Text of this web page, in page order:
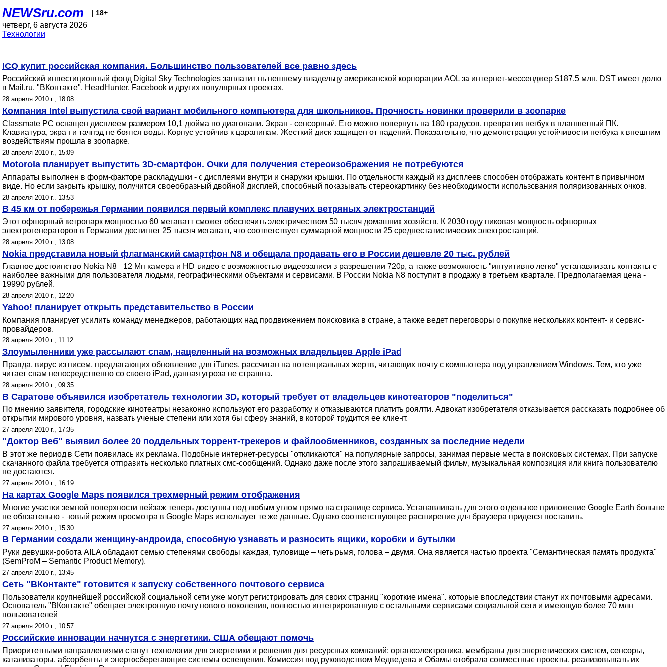
NEWSru.com | 18+
четверг, 6 августа 2026
Технологии
ICQ купит российская компания. Большинство пользователей все равно здесь
Российский инвестиционный фонд Digital Sky Technologies заплатит нынешнему владельцу американской корпорации AOL за интернет-мессенджер $187,5 млн. DST имеет долю
в Mail.ru, "ВКонтакте", HeadHunter, Facebook и других популярных проектах.
28 апреля 2010 г., 18:08
Компания Intel выпустила свой вариант мобильного компьютера для школьников. Прочность новинки проверили в зоопарке
Classmate PC оснащен дисплеем размером 10,1 дюйма по диагонали. Экран - сенсорный. Его можно повернуть на 180 градусов, превратив нетбук в планшетный ПК.
Клавиатура, экран и тачпэд не боятся воды. Корпус устойчив к царапинам. Жесткий диск защищен от падений. Показательно, что демонстрация устойчивости нетбука к внешним
воздействиям прошла в зоопарке.
28 апреля 2010 г., 15:09
Motorola планирует выпустить 3D-смартфон. Очки для получения стереоизображения не потребуются
Аппараты выполнен в форм-факторе раскладушки - с дисплеями внутри и снаружи крышки. По отдельности каждый из дисплеев способен отображать контент в привычном
виде. Но если закрыть крышку, получится своеобразный двойной дисплей, способный показывать стереокартинку без необходимости использования поляризованных очков.
28 апреля 2010 г., 13:53
В 45 км от побережья Германии появился первый комплекс плавучих ветряных электростанций
Этот офшорный ветропарк мощностью 60 мегаватт сможет обеспечить электричеством 50 тысяч домашних хозяйств. К 2030 году пиковая мощность офшорных
электрогенераторов в Германии достигнет 25 тысяч мегаватт, что соответствует суммарной мощности 25 среднестатистических электростанций.
28 апреля 2010 г., 13:08
Nokia представила новый флагманский смартфон N8 и обещала продавать его в России дешевле 20 тыс. рублей
Главное достоинство Nokia N8 - 12-Мп камера и HD-видео с возможностью видеозаписи в разрешении 720p, а также возможность "интуитивно легко" устанавливать контакты с
наиболее важными для пользователя людьми, географическими объектами и сервисами. В России Nokia N8 поступит в продажу в третьем квартале. Предполагаемая цена -
19990 рублей.
28 апреля 2010 г., 12:20
Yahoo! планирует открыть представительство в России
Компания планирует усилить команду менеджеров, работающих над продвижением поисковика в стране, а также ведет переговоры о покупке нескольких контент- и сервис-
провайдеров.
28 апреля 2010 г., 11:12
Злоумыленники уже рассылают спам, нацеленный на возможных владельцев Apple iPad
Правда, вирус из писем, предлагающих обновление для iTunes, рассчитан на потенциальных жертв, читающих почту с компьютера под управлением Windows. Тем, кто уже
читает спам непосредственно со своего iPad, данная угроза не страшна.
28 апреля 2010 г., 09:35
В Саратове объявился изобретатель технологии 3D, который требует от владельцев кинотеаторов "поделиться"
По мнению заявителя, городские кинотеатры незаконно используют его разработку и отказываются платить роялти. Адвокат изобретателя отказывается рассказать подробнее об
открытии мирового уровня, назвать ученые степени или хотя бы сферу знаний, в которой трудится ее клиент.
27 апреля 2010 г., 17:35
"Доктор Веб" выявил более 20 поддельных торрент-трекеров и файлообменников, созданных за последние недели
В этот же период в Сети появилась их реклама. Подобные интернет-ресурсы "откликаются" на популярные запросы, занимая первые места в поисковых системах. При запуске
скачанного файла требуется отправить несколько платных смс-сообщений. Однако даже после этого запрашиваемый фильм, музыкальная композиция или книга пользователю
не достаются.
27 апреля 2010 г., 16:19
На картах Google Maps появился трехмерный режим отображения
Многие участки земной поверхности пейзаж теперь доступны под любым углом прямо на странице сервиса. Устанавливать для этого отдельное приложение Google Earth больше
не обязательно - новый режим просмотра в Google Maps использует те же данные. Однако соответствующее расширение для браузера придется поставить.
27 апреля 2010 г., 15:30
В Германии создали женщину-андроида, способную узнавать и разносить ящики, коробки и бутылки
Руки девушки-робота AILA обладают семью степенями свободы каждая, туловище – четырьмя, голова – двумя. Она является частью проекта "Семантическая память продукта"
(SemProM – Semantic Product Memory).
27 апреля 2010 г., 13:45
Сеть "ВКонтакте" готовится к запуску собственного почтового сервиса
Пользователи крупнейшей российской социальной сети уже могут регистрировать для своих страниц "короткие имена", которые впоследствии станут их почтовыми адресами.
Основатель "ВКонтакте" обещает электронную почту нового поколения, полностью интегрированную с остальными сервисами социальной сети и имеющую более 70 млн
пользователей
27 апреля 2010 г., 10:57
Российские инновации начнутся с энергетики. США обещают помочь
Приоритетными направлениями станут технологии для энергетики и решения для ресурсных компаний: органоэлектроника, мембраны для энергетических систем, сенсоры,
катализаторы, абсорбенты и энергосберегающие системы освещения. Комиссия под руководством Медведева и Обамы отобрала совместные проекты, реализовывать их